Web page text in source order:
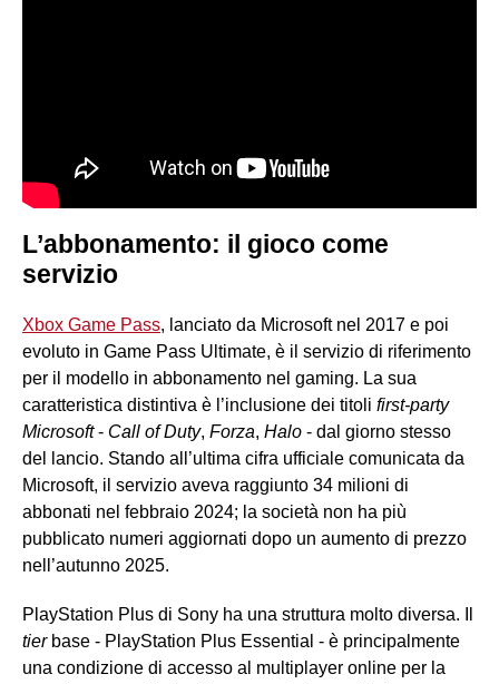
L’abbonamento: il gioco come
servizio
Xbox Game Pass, lanciato da Microsoft nel 2017 e poi
evoluto in Game Pass Ultimate, è il servizio di riferimento
per il modello in abbonamento nel gaming. La sua
caratteristica distintiva è l’inclusione dei titoli first-party
Microsoft- Call of Duty, Forza, Halo - dal giorno stesso
del lancio. Stando all’ultima cifra ufficiale comunicata da
Microsoft, il servizio aveva raggiunto 34 milioni di
abbonati nel febbraio 2024; la società non ha più
pubblicato numeri aggiornati dopo un aumento di prezzo
nell’autunno 2025.
PlayStation Plus di Sony ha una struttura molto diversa. Il
tierbase - PlayStation Plus Essential - è principalmente
una condizione di accesso al multiplayer online per la